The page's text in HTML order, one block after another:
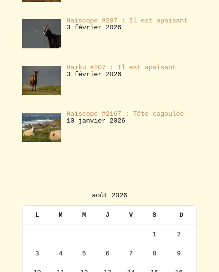
Haïscope #207 : Il est apaisant
3 février 2026
Haïku #207 : Il est apaisant
3 février 2026
Haïscope #2167 : Tête cagoulée
10 janvier 2026
août 2026
L M M J V S D
1 2
3 4 5 6 7 8 9